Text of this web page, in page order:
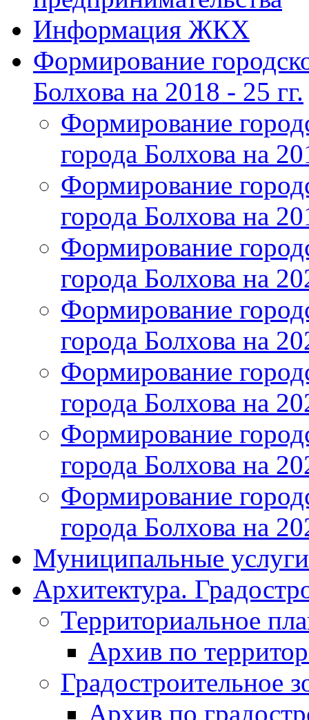
Информация ЖКХ
Формирование
Болхова на 2018 - 25 гг.
Формирование
города Болхова на
Формирование
города Болхова на
Формирование
города Болхова на
Формирование
города Болхова на
Формирование
города Болхова на
Формирование
города Болхова на
Формирование
города Болхова на
Муниципальные услуги
Архитектура.
Территориальное
Архив по
Градостроительное
Архив по